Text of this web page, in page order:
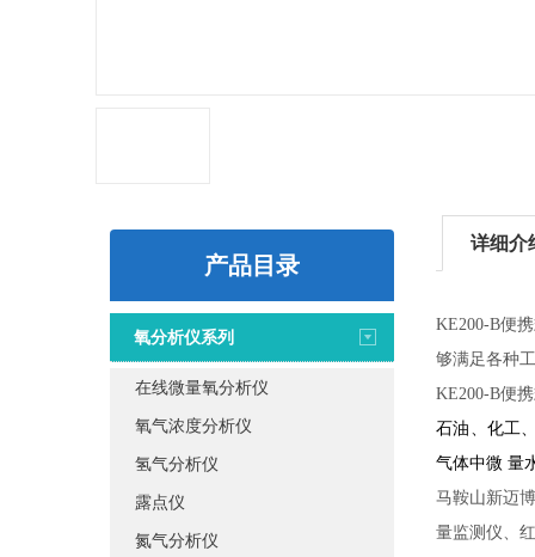
产品目录
氧分析仪系列
在线微量氧分析仪
氧气浓度分析仪
氢气分析仪
露点仪
氮气分析仪
详细介
KE200-B便
够满足各种
KE200-B便
石油、化工
气体中微 量
马鞍山新迈
量监测仪、